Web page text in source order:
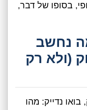
בסופו של דבר,
נחשב
(ולא רק
נדייק: מהו